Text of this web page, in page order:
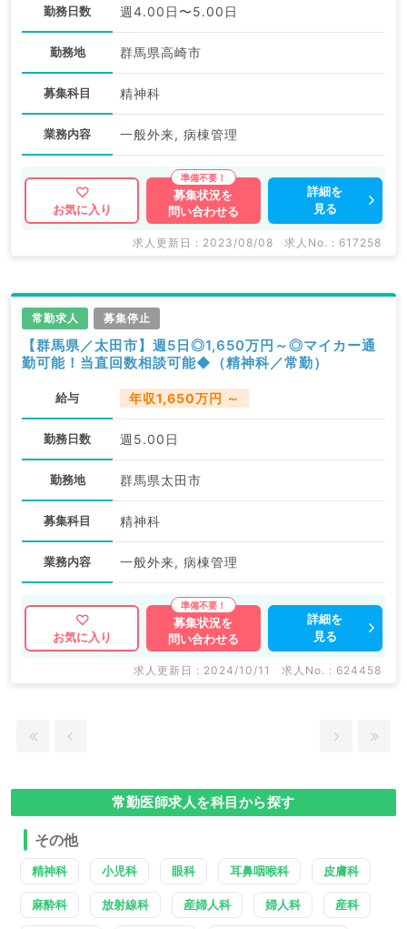
勤務日数 週4.00日〜5.00日
勤務地 群馬県高崎市
募集科目 精神科
業務内容 一般外来, 病棟管理
お気に入り
募集状況を
問い合わせる
詳細を
見る
求人更新日 : 2023/08/08 求人No. : 617258
常勤求人 募集停止
【群馬県／太田市】週5日◎1,650万円～◎マイカー通
勤可能！当直回数相談可能◆（精神科／常勤）
給与 年収1,650万円 ～
勤務日数 週5.00日
勤務地 群馬県太田市
募集科目 精神科
業務内容 一般外来, 病棟管理
お気に入り
募集状況を
問い合わせる
詳細を
見る
求人更新日 : 2024/10/11 求人No. : 624458
常勤医師求人を科目から探す
その他
精神科 小児科 眼科 耳鼻咽喉科 皮膚科
麻酔科 放射線科 産婦人科 婦人科 産科